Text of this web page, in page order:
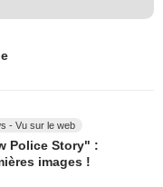
- Vu sur le web
Police Story" :
images !